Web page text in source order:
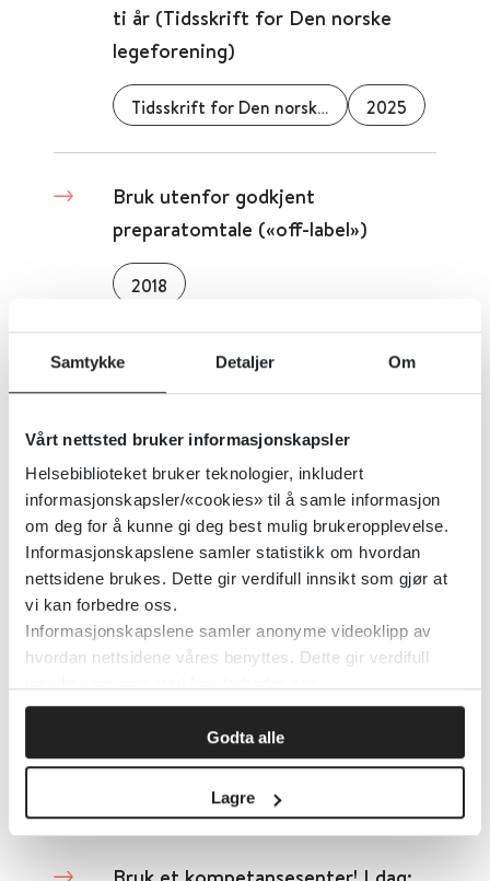
Samtykke Detaljer Om
Vårt nettsted bruker informasjonskapsler
Helsebiblioteket bruker teknologier, inkludert
informasjonskapsler/«cookies» til å samle informasjon
om deg for å kunne gi deg best mulig brukeropplevelse.
Informasjonskapslene samler statistikk om hvordan
nettsidene brukes. Dette gir verdifull innsikt som gjør at
vi kan forbedre oss.
Informasjonskapslene samler anonyme videoklipp av
hvordan nettsidene våres benyttes. Dette gir verdifull
Godta alle
Lagre
ti år (Tidsskrift for Den norske
legeforening)
Tidsskrift for Den norske legeforening 2025
Bruk utenfor godkjent
preparatomtale («off-label»)
2018
Bruk Pyramidesøket!
2019
Bruk læringsverktøy for deg som
møter pårørende
Helsebiblioteket
Bruk Helsebibliotekets ressurser
om psykisk sykdom hos eldre
Helsebiblioteket